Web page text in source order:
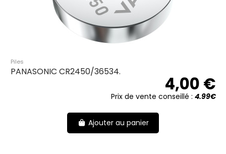
Piles
PANASONIC CR2450/36534.
4,00 €
Prix de vente conseillé : 4.99€
Ajouter au panier